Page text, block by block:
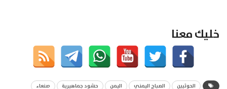
خليك معنا
الحوثيين الصباح اليمني اليمن حشود جماهيرية
صنعاء